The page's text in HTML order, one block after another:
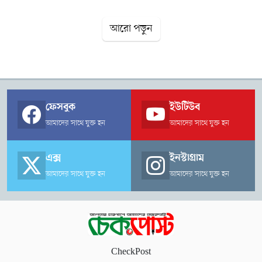
আরো পড়ুন
ফেসবুক
আমাদের সাথে যুক্ত হন
ইউটিউব
আমাদের সাথে যুক্ত হন
এক্স
আমাদের সাথে যুক্ত হন
ইনস্টাগ্রাম
আমাদের সাথে যুক্ত হন
CheckPost